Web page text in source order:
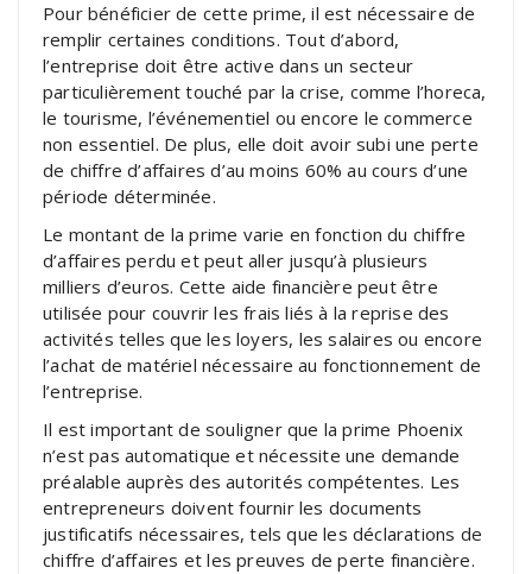
Pour bénéficier de cette prime, il est nécessaire de
remplir certaines conditions. Tout d’abord,
l’entreprise doit être active dans un secteur
particulièrement touché par la crise, comme l’horeca,
le tourisme, l’événementiel ou encore le commerce
non essentiel. De plus, elle doit avoir subi une perte
de chiffre d’affaires d’au moins 60% au cours d’une
période déterminée.
Le montant de la prime varie en fonction du chiffre
d’affaires perdu et peut aller jusqu’à plusieurs
milliers d’euros. Cette aide financière peut être
utilisée pour couvrir les frais liés à la reprise des
activités telles que les loyers, les salaires ou encore
l’achat de matériel nécessaire au fonctionnement de
l’entreprise.
Il est important de souligner que la prime Phoenix
n’est pas automatique et nécessite une demande
préalable auprès des autorités compétentes. Les
entrepreneurs doivent fournir les documents
justificatifs nécessaires, tels que les déclarations de
chiffre d’affaires et les preuves de perte financière.